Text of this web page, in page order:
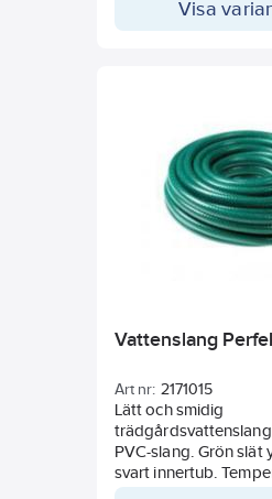
mjukgreppsmaterial.
Visa
Vattenslang
Art nr: 2171015
Lätt och smidig
PVC-slang. Grön slät
svart innertub.